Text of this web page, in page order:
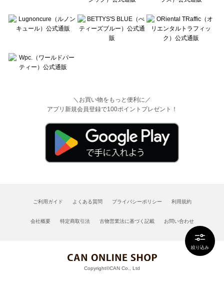
絞り込み
＼お買い物をもっと便利に／
アプリ新規会員登録で100ポイントプレゼント！
ご利用ガイド よくある質問 プライバシーポリシー 利用規約
会社概要 特定商取引法 古物営業法に基づく記載 お問い合わせ
Copyright©CAN Co., Ltd